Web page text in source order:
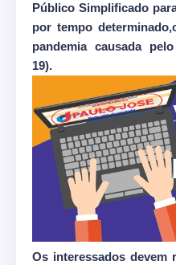
Público Simplificado
por tempo
pandemia causada
19).
Os interessados devem